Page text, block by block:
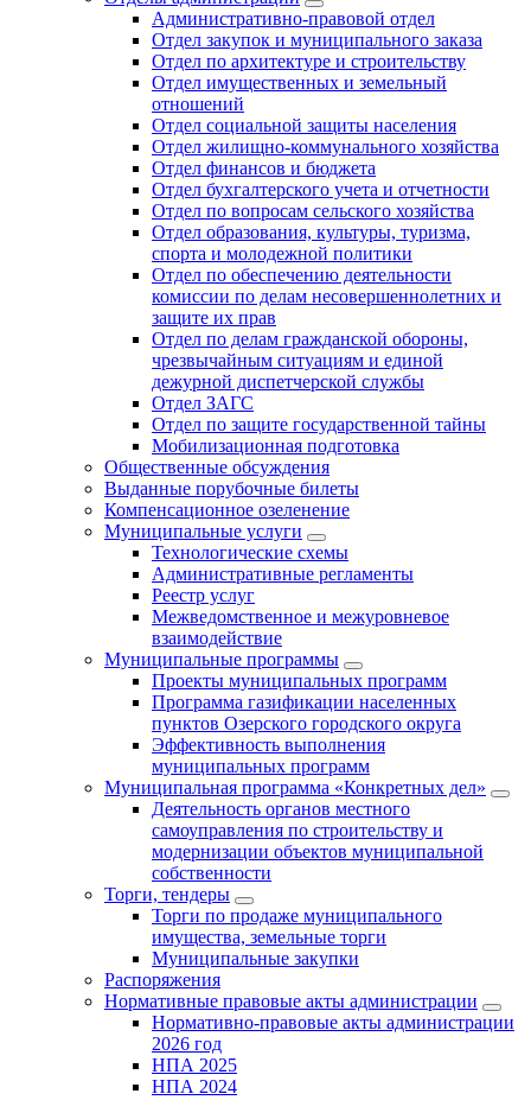
Административно-правовой отдел
Отдел закупок и муниципального заказа
Отдел по архитектуре и строительству
Отдел имущественных и земельный
отношений
Отдел социальной защиты населения
Отдел жилищно-коммунального хозяйства
Отдел финансов и бюджета
Отдел бухгалтерского учета и отчетности
Отдел по вопросам сельского хозяйства
Отдел образования, культуры, туризма,
спорта и молодежной политики
Отдел по обеспечению деятельности
комиссии по делам несовершеннолетних и
защите их прав
Отдел по делам гражданской обороны,
чрезвычайным ситуациям и единой
дежурной диспетчерской службы
Отдел ЗАГС
Отдел по защите государственной тайны
Мобилизационная подготовка
Общественные обсуждения
Выданные порубочные билеты
Компенсационное озеленение
Муниципальные услуги
Технологические схемы
Административные регламенты
Реестр услуг
Межведомственное и межуровневое
взаимодействие
Муниципальные программы
Проекты муниципальных программ
Программа газификации населенных
пунктов Озерского городского округа
Эффективность выполнения
муниципальных программ
Муниципальная программа «Конкретных дел»
Деятельность органов местного
самоуправления по строительству и
модернизации объектов муниципальной
собственности
Торги, тендеры
Торги по продаже муниципального
имущества, земельные торги
Муниципальные закупки
Распоряжения
Нормативные правовые акты администрации
Нормативно-правовые акты администрации
2026 год
НПА 2025
НПА 2024